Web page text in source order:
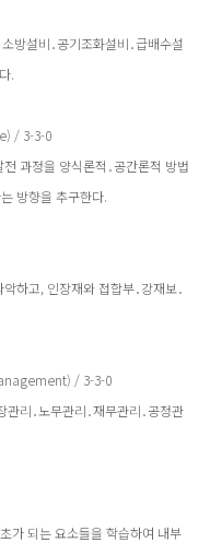
방설비․공기조화설비․급배수설
.
/ 3-3-0
과정을 양식론적․공간론적 방법
방향을 추구한다.
하고, 인장재와 접합부․강재보․
/ 3-3-0
관리․노무관리․재무관리․공정관
가 되는 요소들을 학습하여 내부